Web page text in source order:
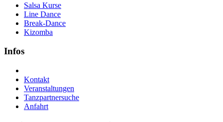
Salsa Kurse
Line Dance
Break-Dance
Kizomba
Infos
Kontakt
Veranstaltungen
Tanzpartnersuche
Anfahrt